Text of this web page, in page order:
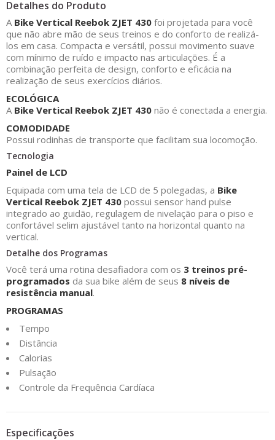
Detalhes do Produto
A Bike Vertical Reebok ZJET 430 foi projetada para você
que não abre mão de seus treinos e do conforto de realizá-
los em casa. Compacta e versátil, possui movimento suave
com mínimo de ruído e impacto nas articulações. É a
combinação perfeita de design, conforto e eficácia na
realização de seus exercícios diários.
ECOLÓGICA
A Bike Vertical Reebok ZJET 430 não é conectada a energia.
COMODIDADE
Possui rodinhas de transporte que facilitam sua locomoção.
Tecnologia
Painel de LCD
Equipada com uma tela de LCD de 5 polegadas, a Bike
Vertical Reebok ZJET 430 possui sensor hand pulse
integrado ao guidão, regulagem de nivelação para o piso e
confortável selim ajustável tanto na horizontal quanto na
vertical.
Detalhe dos Programas
Você terá uma rotina desafiadora com os 3 treinos pré-
programados da sua bike além de seus 8 níveis de
resistência manual.
PROGRAMAS
Tempo
Distância
Calorias
Pulsação
Controle da Frequência Cardíaca
Especificações